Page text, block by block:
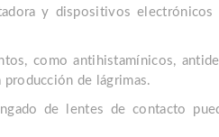
y dispositivos
como antihistamínicos,
de lágrimas.
de lentes de contacto